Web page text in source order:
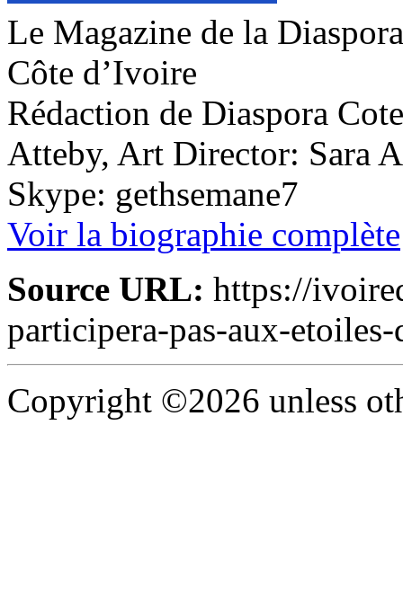
Le Magazine de la
Côte d’Ivoire
Rédaction de Diaspora
Atteby, Art Director: Sara
Skype: gethsemane7
Voir la biographie complète
Source URL: https://
participera-pas-aux-
Copyright ©2026 unless